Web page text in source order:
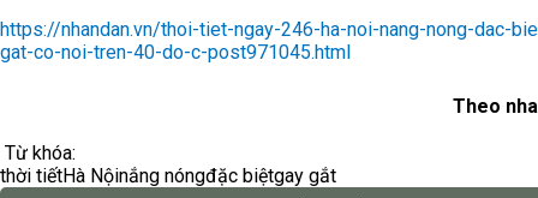
https://nhandan.vn/thoi-tiet-ngay-246-ha-noi-nang-nong-dac-
gat-co-noi-tren-40-do-c-post971045.html
Theo
Từ khóa:
thời tiếtHà Nộinắng nóngđặc biệtgay gắt